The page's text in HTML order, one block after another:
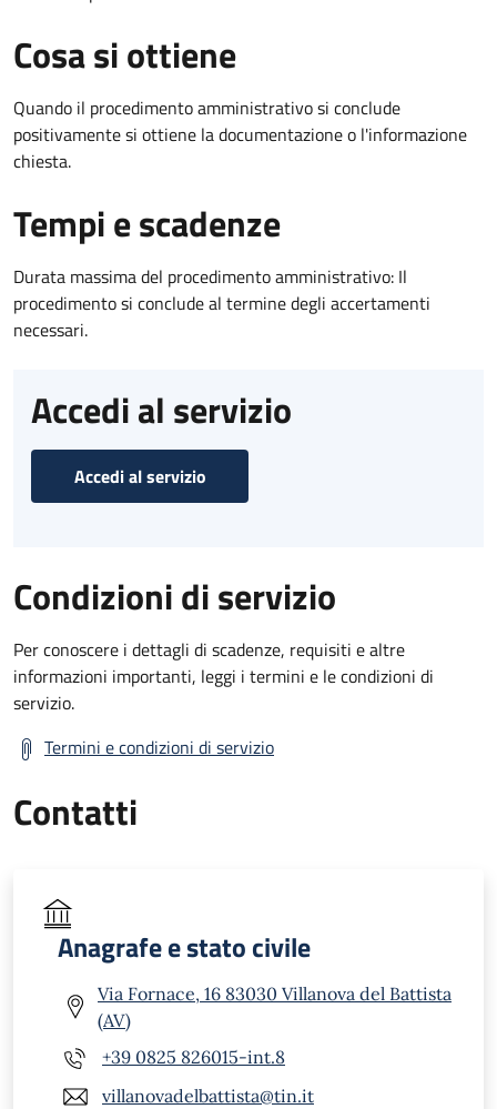
Cosa si ottiene
Quando il procedimento amministrativo si conclude
positivamente si ottiene la documentazione o l'informazione
chiesta.
Tempi e scadenze
Durata massima del procedimento amministrativo: Il
procedimento si conclude al termine degli accertamenti
necessari.
Accedi al servizio
Accedi al servizio
Condizioni di servizio
Per conoscere i dettagli di scadenze, requisiti e altre
informazioni importanti, leggi i termini e le condizioni di
servizio.
Termini e condizioni di servizio
Contatti
Anagrafe e stato civile
Via Fornace, 16 83030 Villanova del Battista
(AV)
+39 0825 826015-int.8
villanovadelbattista@tin.it